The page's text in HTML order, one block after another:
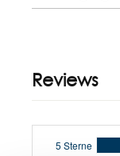
Reviews